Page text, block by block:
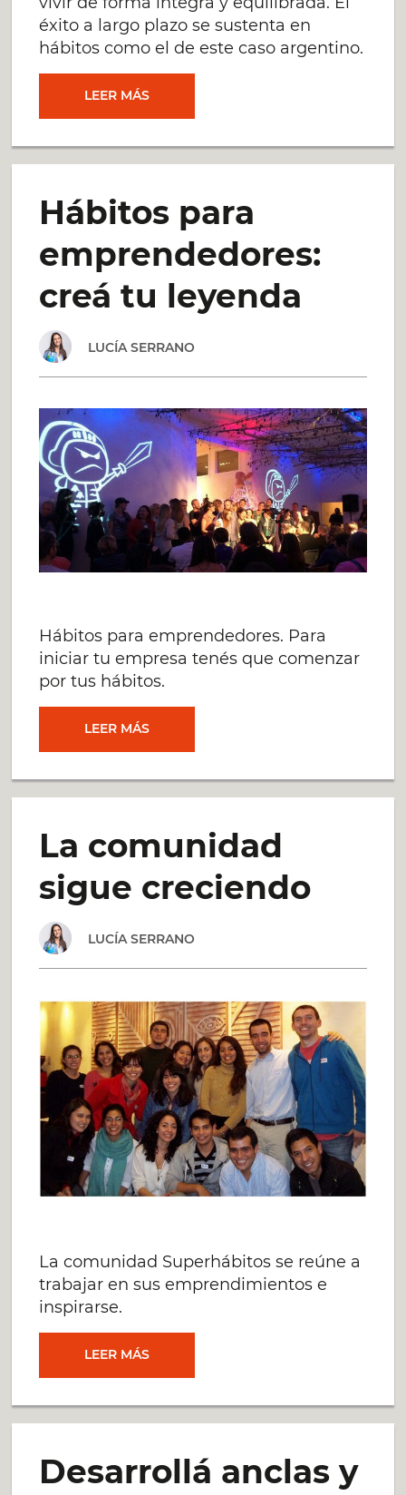
éxito a largo plazo se sustenta en
hábitos como el de este caso argentino.
LEER MÁS¿CUÁLES
HÁBITOS
EMPRESARIOS
UN
CASO
ARGENTINO
Hábitos para
emprendedores:
creá tu leyenda
LUCÍA SERRANO
Hábitos para emprendedores. Para
iniciar tu empresa tenés que comenzar
por tus hábitos.
LEER MÁSHÁBITOS
CREÁ
La comunidad
sigue creciendo
LUCÍA SERRANO
La comunidad Superhábitos se reúne a
trabajar en sus emprendimientos e
inspirarse.
LEER MÁSLA
CRECIENDO
Desarrollá anclas y